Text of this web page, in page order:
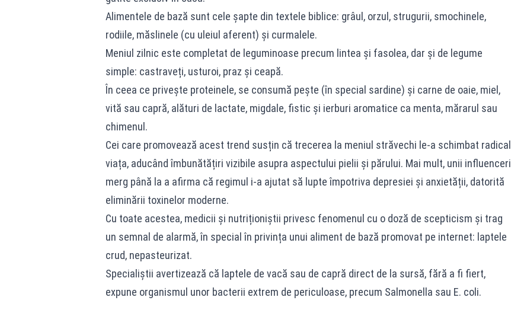
Alimentele de bază sunt cele șapte din textele biblice: grâul, orzul, strugurii, smochinele,
rodiile, măslinele (cu uleiul aferent) și curmalele.
Meniul zilnic este completat de leguminoase precum lintea și fasolea, dar și de legume
simple: castraveți, usturoi, praz și ceapă.
În ceea ce privește proteinele, se consumă pește (în special sardine) și carne de oaie, miel,
vită sau capră, alături de lactate, migdale, fistic și ierburi aromatice ca menta, mărarul sau
chimenul.
Cei care promovează acest trend susțin că trecerea la meniul străvechi le-a schimbat radical
viața, aducând îmbunătățiri vizibile asupra aspectului pielii și părului. Mai mult, unii influenceri
merg până la a afirma că regimul i-a ajutat să lupte împotriva depresiei și anxietății, datorită
eliminării toxinelor moderne.
Cu toate acestea, medicii și nutriționiștii privesc fenomenul cu o doză de scepticism și trag
un semnal de alarmă, în special în privința unui aliment de bază promovat pe internet: laptele
crud, nepasteurizat.
Specialiștii avertizează că laptele de vacă sau de capră direct de la sursă, fără a fi fiert,
expune organismul unor bacterii extrem de periculoase, precum Salmonella sau E. coli.